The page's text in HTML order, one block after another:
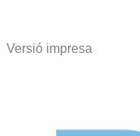
Versió impresa